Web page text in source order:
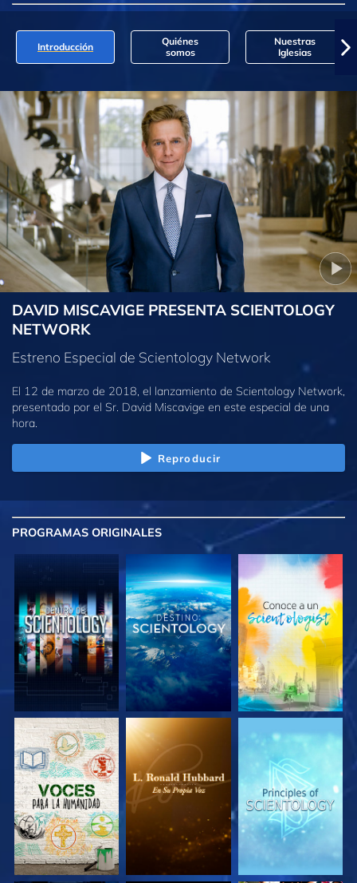
Introducción
Quiénes
somos
Nuestras
Iglesias
DAVID MISCAVIGE PRESENTA SCIENTOLOGY
NETWORK
Estreno Especial de Scientology Network
El 12 de marzo de 2018, el lanzamiento de Scientology Network,
presentado por el Sr. David Miscavige en este especial de una
hora.
Reproducir
PROGRAMAS ORIGINALES
EXPLORA LAS
SERIES
EXPLORA LAS
SERIES
EXPLORA LAS
SERIES